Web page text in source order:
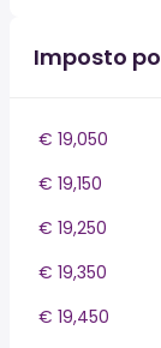
Imposto
€ 19,050
€ 19,150
€ 19,250
€ 19,350
€ 19,450